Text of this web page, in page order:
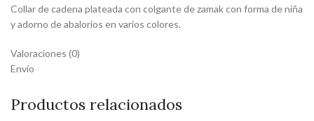
Collar de cadena plateada con colgante de zamak con forma de niña
y adorno de abalorios en varios colores.
Valoraciones (0)
Envío
Productos relacionados